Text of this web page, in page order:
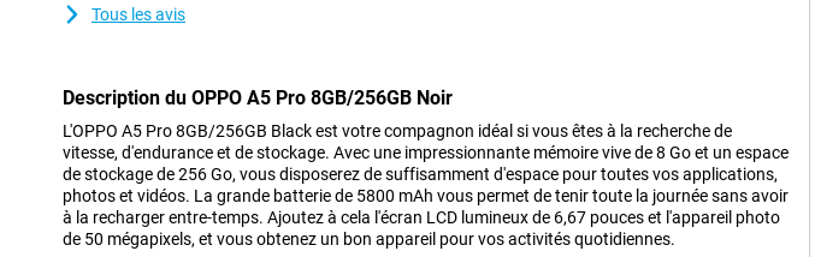
Tous les avis
Description du OPPO A5 Pro 8GB/256GB Noir
L'OPPO A5 Pro 8GB/256GB Black est votre compagnon idéal si vous êtes à la recherche de
vitesse, d'endurance et de stockage. Avec une impressionnante mémoire vive de 8 Go et un espace
de stockage de 256 Go, vous disposerez de suffisamment d'espace pour toutes vos applications,
photos et vidéos. La grande batterie de 5800 mAh vous permet de tenir toute la journée sans avoir
à la recharger entre-temps. Ajoutez à cela l'écran LCD lumineux de 6,67 pouces et l'appareil photo
de 50 mégapixels, et vous obtenez un bon appareil pour vos activités quotidiennes.